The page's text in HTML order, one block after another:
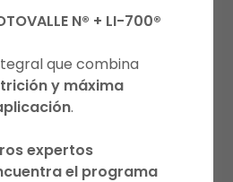
N® + LI-700®
que combina
y máxima
.
expertos
el programa